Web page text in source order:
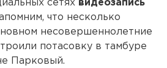
сетях видеозапись
что несколько
несовершеннолетние
потасовку в тамбуре
Парковый.